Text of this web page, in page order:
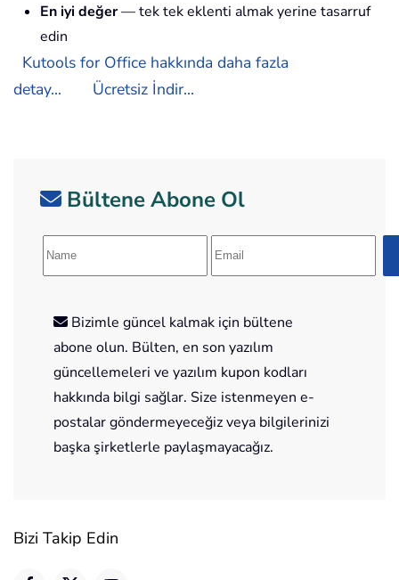
En iyi değer— tek tek eklenti almak yerine tasarruf
edin
Kutools for Office hakkında daha fazla
detay...
Ücretsiz İndir...
Bültene Abone Ol
Bizimle güncel kalmak için bültene
abone olun. Bülten, en son yazılım
güncellemeleri ve yazılım kupon kodları
hakkında bilgi sağlar. Size istenmeyen e-
postalar göndermeyeceğiz veya bilgilerinizi
başka şirketlerle paylaşmayacağız.
Bizi Takip Edin